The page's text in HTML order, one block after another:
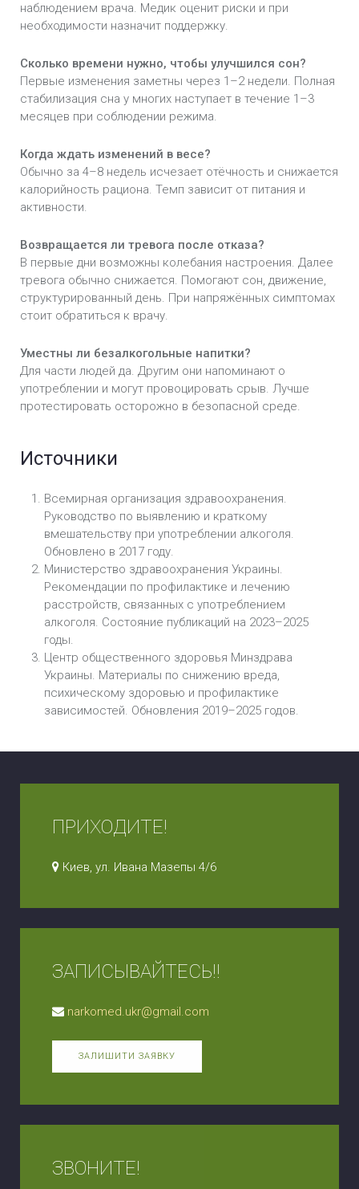
наблюдением врача. Медик оценит риски и при
необходимости назначит поддержку.
Сколько времени нужно, чтобы улучшился сон?
Первые изменения заметны через 1–2 недели. Полная
стабилизация сна у многих наступает в течение 1–3
месяцев при соблюдении режима.
Когда ждать изменений в весе?
Обычно за 4–8 недель исчезает отёчность и снижается
калорийность рациона. Темп зависит от питания и
активности.
Возвращается ли тревога после отказа?
В первые дни возможны колебания настроения. Далее
тревога обычно снижается. Помогают сон, движение,
структурированный день. При напряжённых симптомах
стоит обратиться к врачу.
Уместны ли безалкогольные напитки?
Для части людей да. Другим они напоминают о
употреблении и могут провоцировать срыв. Лучше
протестировать осторожно в безопасной среде.
Источники
Всемирная организация здравоохранения.
Руководство по выявлению и краткому
вмешательству при употреблении алкоголя.
Обновлено в 2017 году.
Министерство здравоохранения Украины.
Рекомендации по профилактике и лечению
расстройств, связанных с употреблением
алкоголя. Состояние публикаций на 2023–2025
годы.
Центр общественного здоровья Минздрава
Украины. Материалы по снижению вреда,
психическому здоровью и профилактике
зависимостей. Обновления 2019–2025 годов.
ПРИХОДИТЕ!
Киев, ул. Ивана Мазепы 4/6
ЗАПИСЫВАЙТЕСЬ!!
narkomed.ukr@gmail.com
ЗАЛИШИТИ ЗАЯВКУ
ЗВОНИТЕ!